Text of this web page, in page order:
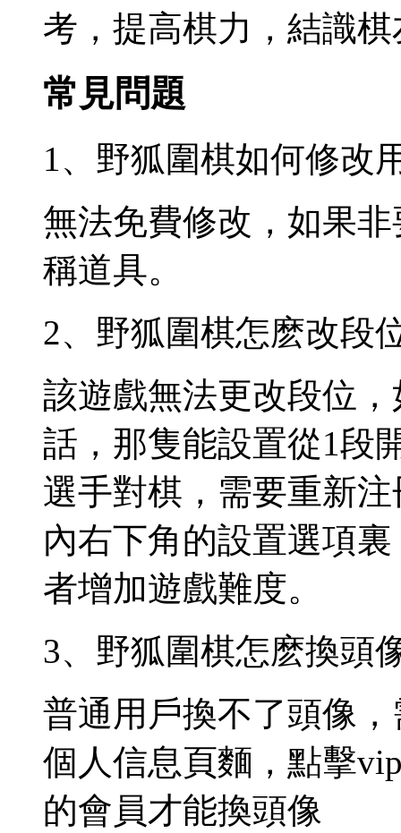
考，提高棋力，結識棋
常見問題
1、野狐圍棋如何修改
無法免費修改，如果
稱道具。
2、野狐圍棋怎麽改段
該遊戲無法更改段位
話，那隻能設置從1段
選手對棋，需要重新
內右下角的設置選項
者增加遊戲難度。
3、野狐圍棋怎麽換頭
普通用戶換不了頭像
個人信息頁麵，點擊
的會員才能換頭像